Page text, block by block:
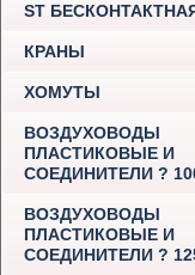
ST
КРАНЫ
ХОМУТЫ
ВОЗДУХОВОДЫ
ПЛАСТИКОВЫЕ И
СОЕДИНИТЕЛИ ?
ВОЗДУХОВОДЫ
ПЛАСТИКОВЫЕ И
СОЕДИНИТЕЛИ ?